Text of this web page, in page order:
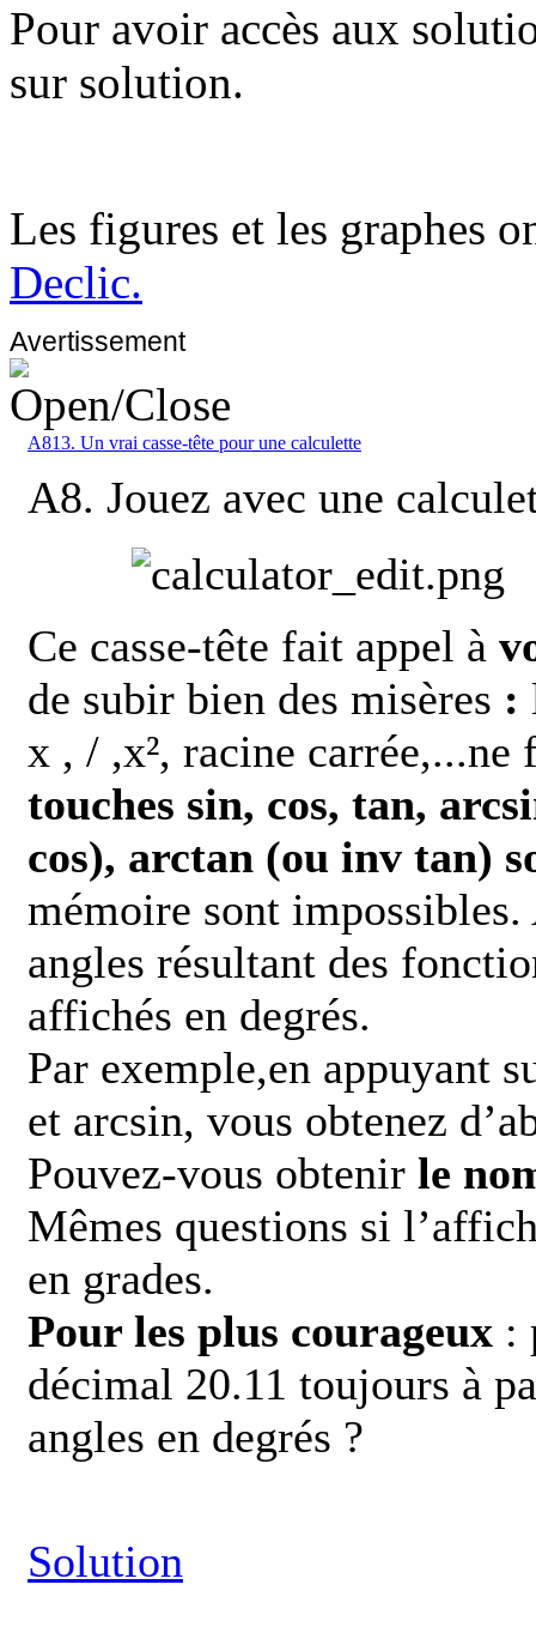
Pour avoir accès aux
sur solution.
Les figures et les graphes
Declic.
Avertissement
A813. Un vrai casse-tête pour une calculette
A8. Jouez avec une
Ce casse-tête fait appel à
de subir bien des misères :
x , / ,x², racine
touches sin, cos, tan,
cos), arctan (ou inv tan)
mémoire sont
angles résultant des
affichés en degrés.
Par exemple,en appuyant
et arcsin, vous obtenez
Pouvez-vous obtenir le
Mêmes questions si
en grades.
Pour les plus courageux :
décimal 20.11 toujours à
angles en degrés ?
Solution